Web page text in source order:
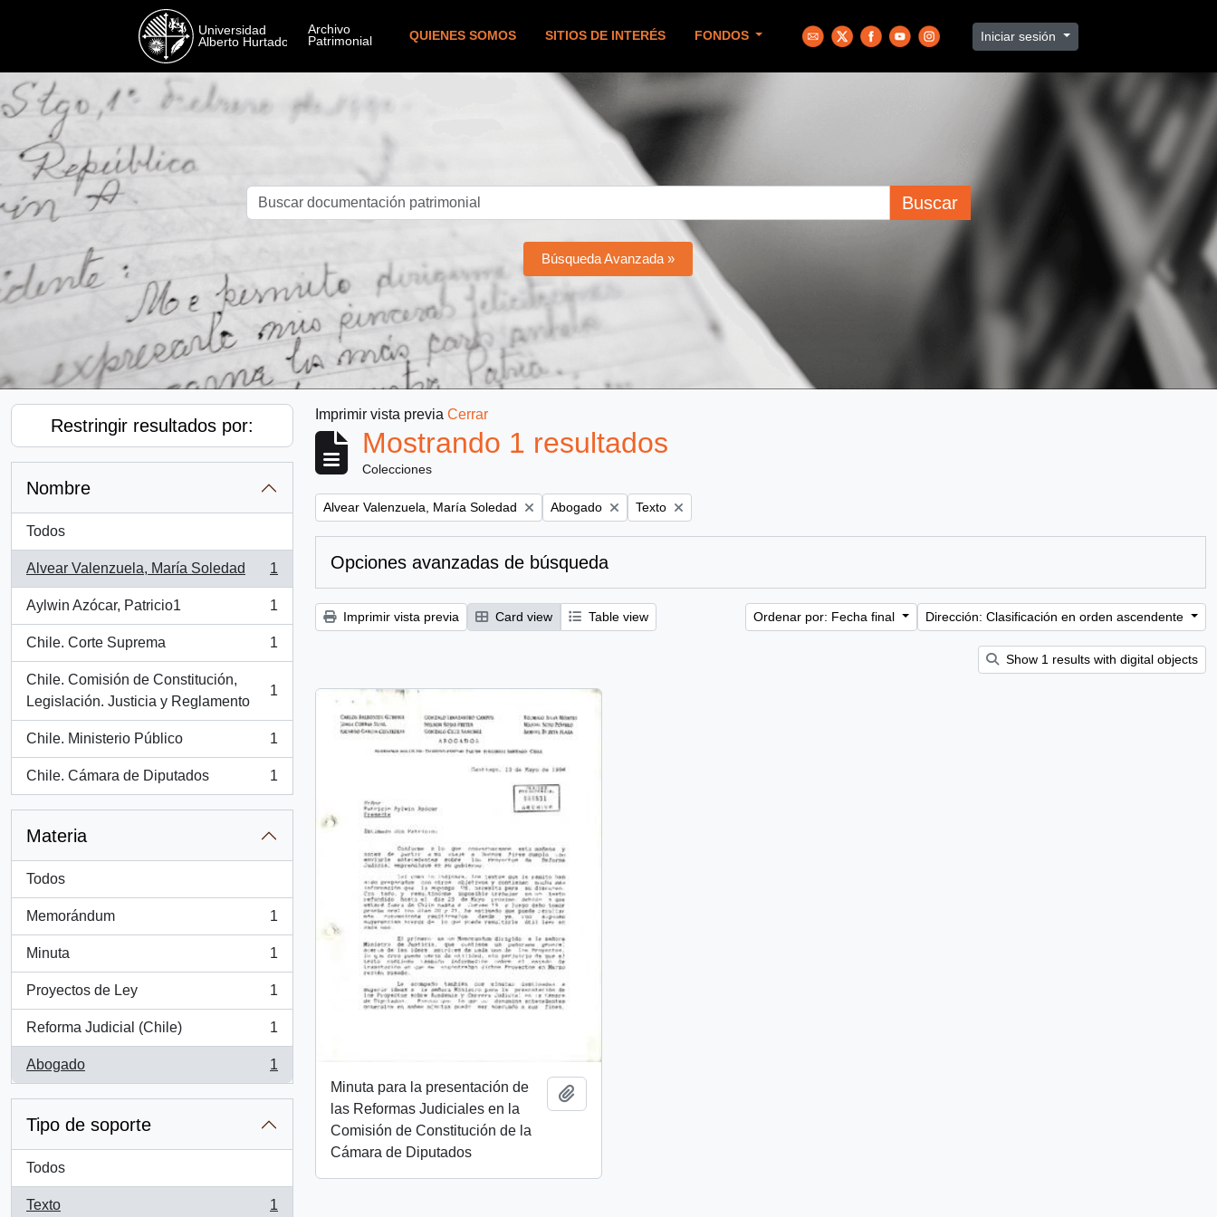
QUIENES SOMOS SITIOS DE INTERÉS FONDOS Iniciar sesión
Buscar
Búsqueda Avanzada »
Restringir resultados por:
Nombre
Todos
Alvear Valenzuela, María Soledad
, 1 resultados
1
Aylwin Azócar, Patricio1
, 1 resultados
1
Chile. Corte Suprema
, 1 resultados
1
Chile. Comisión de Constitución,
Legislación. Justicia y Reglamento
, 1 resultados
1
Chile. Ministerio Público
, 1 resultados
1
Chile. Cámara de Diputados
, 1 resultados
1
Materia
Todos
Memorándum
, 1 resultados
1
Minuta
, 1 resultados
1
Proyectos de Ley
, 1 resultados
1
Reforma Judicial (Chile)
, 1 resultados
1
Abogado
, 1 resultados
1
Tipo de soporte
Todos
Texto 1
Imprimir vista previa Cerrar
Mostrando 1 resultados
Colecciones
Remove filter:
Alvear Valenzuela, María Soledad Remove filter:
Abogado Remove filter:
Texto
Opciones avanzadas de búsqueda
Imprimir vista previa Card view Table view Ordenar por: Fecha final Dirección: Clasificación en orden ascendente
Show 1 results with digital objects
Minuta para la presentación de
las Reformas Judiciales en la
Comisión de Constitución de la
Cámara de Diputados